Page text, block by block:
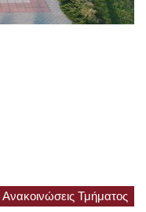
Ανακοινώσεις Τμήματος